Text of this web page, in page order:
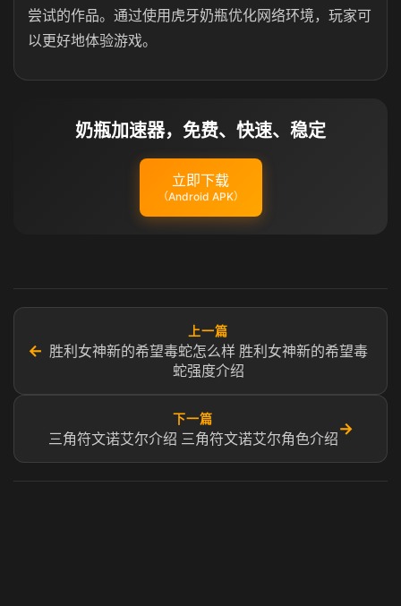
尝试的作品。通过使用虎牙奶瓶优化网络环境，玩家可
以更好地体验游戏。
奶瓶加速器，免费、快速、稳定
立即下载
（Android APK）
←
上一篇
胜利女神新的希望毒蛇怎么样 胜利女神新的希望毒
蛇强度介绍
下一篇
三角符文诺艾尔介绍 三角符文诺艾尔角色介绍
→